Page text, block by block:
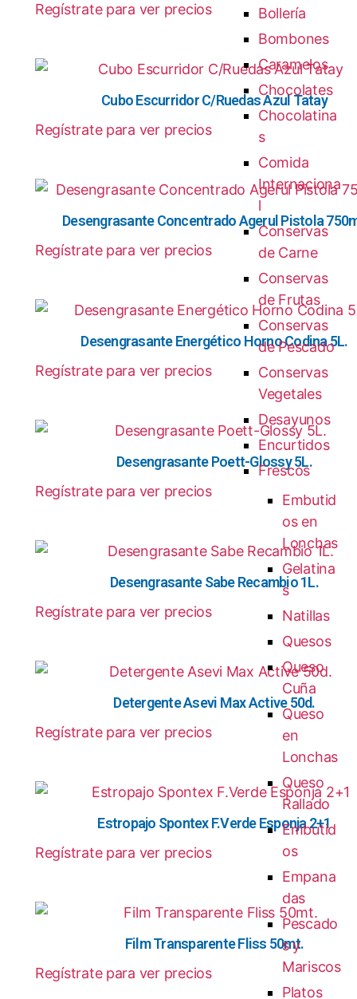
Regístrate para ver precios
Cubo Escurridor C/Ruedas Azul Tatay
Regístrate para ver precios
Desengrasante Concentrado Agerul Pistola
Regístrate para ver precios
Desengrasante Energético Horno Codina 5L.
Regístrate para ver precios
Desengrasante Poett-Glossy 5L.
Regístrate para ver precios
Desengrasante Sabe Recambio 1L.
Regístrate para ver precios
Detergente Asevi Max Active 50d.
Regístrate para ver precios
Estropajo Spontex F.Verde Esponja 2+1
Regístrate para ver precios
Film Transparente Fliss 50mt.
Regístrate para ver precios
Bollería
Bombones
Caramelos
Chocolates
Chocolatina
s
Comida
Internaciona
l
Conservas
de Carne
Conservas
de Frutas
Conservas
de Pescado
Conservas
Vegetales
Desayunos
Encurtidos
Frescos
Embutid
os en
Lonchas
Gelatina
s
Natillas
Quesos
Queso
Cuña
Queso
en
Lonchas
Queso
Rallado
Embutid
os
Empana
das
Pescado
s y
Mariscos
Platos